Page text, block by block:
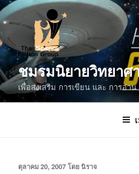
ข้าม
ไป
ยัง
บทความ
ชมรมนิยายวิทยาศ
เพื่อส่งเสริม การเขียน และ การอ่า
เขียน
ตุลาคม 20, 2007 โดย นิราจ